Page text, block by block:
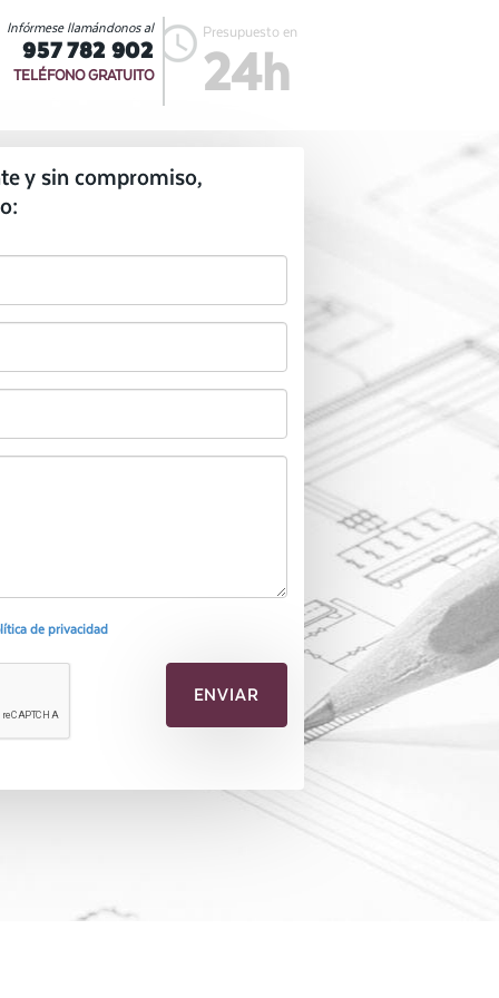
Presupuesto en
24h
Infórmese llamándonos al
957 782 902
TELÉFONO GRATUITO
y sin compromiso,
de privacidad